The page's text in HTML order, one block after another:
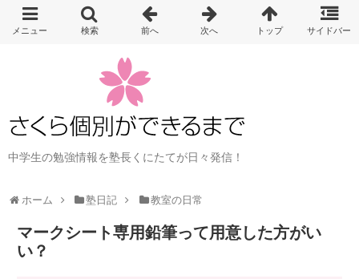
中学生の勉強情報を塾長くにたてが日々発信！
ホーム 塾日記 教室の日常
マークシート専用鉛筆って用意した方がい
い？